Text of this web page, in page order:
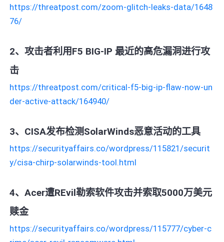
https://threatpost.com/zoom-glitch-leaks-data/1648
76/
2、攻击者利用F5 BIG-IP 最近的高危漏洞进行攻
击
https://threatpost.com/critical-f5-big-ip-flaw-now-un
der-active-attack/164940/
3、CISA发布检测SolarWinds恶意活动的工具
https://securityaffairs.co/wordpress/115821/securit
y/cisa-chirp-solarwinds-tool.html
4、Acer遭REvil勒索软件攻击并索取5000万美元
赎金
https://securityaffairs.co/wordpress/115777/cyber-c